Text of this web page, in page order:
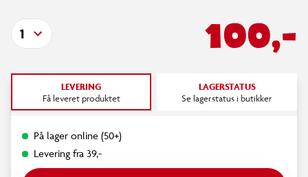
100,-
1
LEVERING
Få leveret produktet
LAGERSTATUS
Se lagerstatus i butikker
På lager online (50+)
Levering fra 39,-